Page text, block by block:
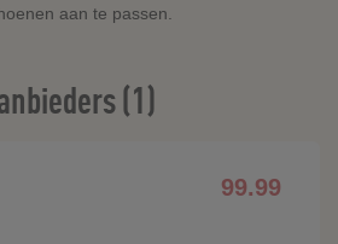
aan te passen.
(1)
99.99